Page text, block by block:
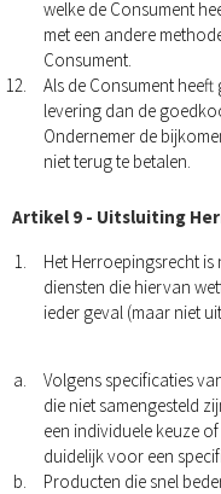
welke de Consument
met een andere
Consument.
Als de Consument
levering dan de
Ondernemer de
niet terug te betalen.
Artikel 9 - Uitsluiting
Het Herroepingsrecht
diensten die hiervan
ieder geval (maar niet
Volgens specificaties
die niet samengesteld
een individuele keuze
duidelijk voor een
Producten die snel